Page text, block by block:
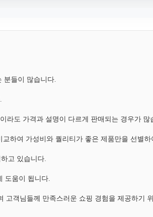
분들이 많습니다.
라도 가격과 설명이 다르게 판매되는 경우가 많
하여 가성비와 퀄리티가 좋은 제품만을 선별
고 있습니다.
도움이 됩니다.
객님들께 만족스러운 쇼핑 경험을 제공하기